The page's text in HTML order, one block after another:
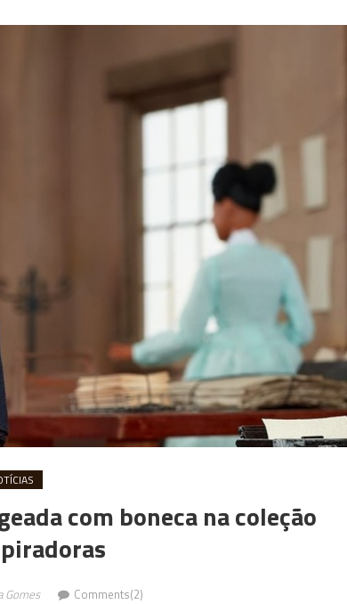
com boneca na coleção
Gomes Comments(2)